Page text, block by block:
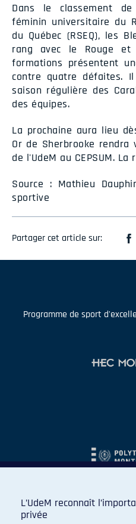
Dans le classement
féminin universitaire du
du Québec (RSEQ), les
rang avec le Rouge
formations présentent
contre quatre défaites.
saison régulière des
des équipes.
La prochaine aura lieu
Or de Sherbrooke
de l'UdeM au CEPSUM.
Source : Mathieu
sportive
Partager cet article sur:
Programme de sport
L’UdeM reconnaît
privée